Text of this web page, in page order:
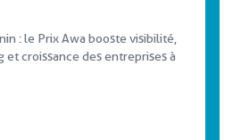
: le Prix Awa booste visibilité,
croissance des entreprises à